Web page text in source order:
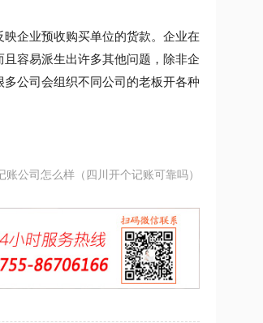
企业预收购买单位的货款。企业在
容易派生出许多其他问题，除非企
公司会组织不同公司的老板开各种
账公司怎么样（四川开个记账可靠吗）